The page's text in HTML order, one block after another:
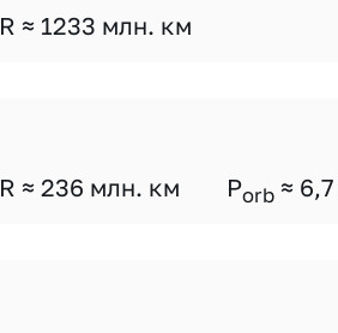
R ≈ 1233 млн. км
R ≈ 236 млн. км Porb ≈ 6,7